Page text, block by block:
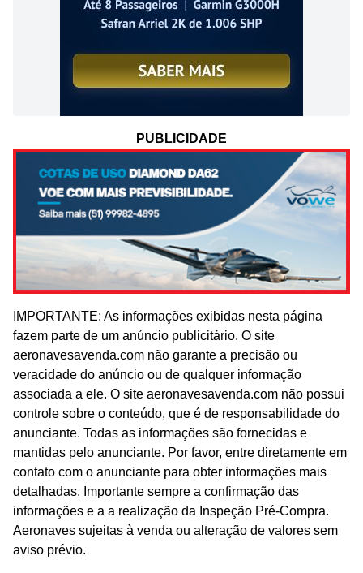
PUBLICIDADE
IMPORTANTE: As informações exibidas nesta página
fazem parte de um anúncio publicitário. O site
aeronavesavenda.com não garante a precisão ou
veracidade do anúncio ou de qualquer informação
associada a ele. O site aeronavesavenda.com não possui
controle sobre o conteúdo, que é de responsabilidade do
anunciante. Todas as informações são fornecidas e
mantidas pelo anunciante. Por favor, entre diretamente em
contato com o anunciante para obter informações mais
detalhadas. Importante sempre a confirmação das
informações e a a realização da Inspeção Pré-Compra.
Aeronaves sujeitas à venda ou alteração de valores sem
aviso prévio.